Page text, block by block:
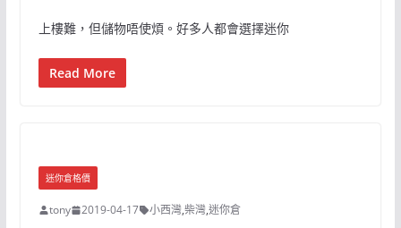
上樓難，但儲物唔使煩。好多人都會選擇迷你
Read More
迷你倉格價
tony 2019-04-17 小西灣,柴灣,迷你倉